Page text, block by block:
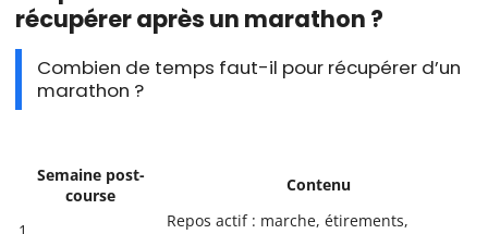
récupérer après un marathon ?
Combien de temps faut-il pour récupérer d’un
marathon ?
Semaine post-
course
Contenu
1
Repos actif : marche, étirements,